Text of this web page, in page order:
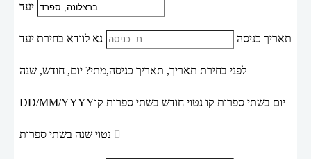
יעד
תאריך כניסה נא לוודא בחירת יעד
לפני בחירת תאריך, תאריך כניסה,מתי? יום, חודש, שנה
DD/MM/YYYYיום בשתי ספרות קו נטוי חודש בשתי ספרות קו